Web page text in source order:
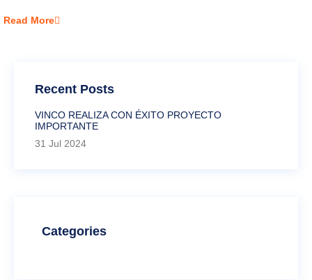
Read More
Recent Posts
VINCO REALIZA CON ÉXITO PROYECTO
IMPORTANTE
31 Jul 2024
Categories